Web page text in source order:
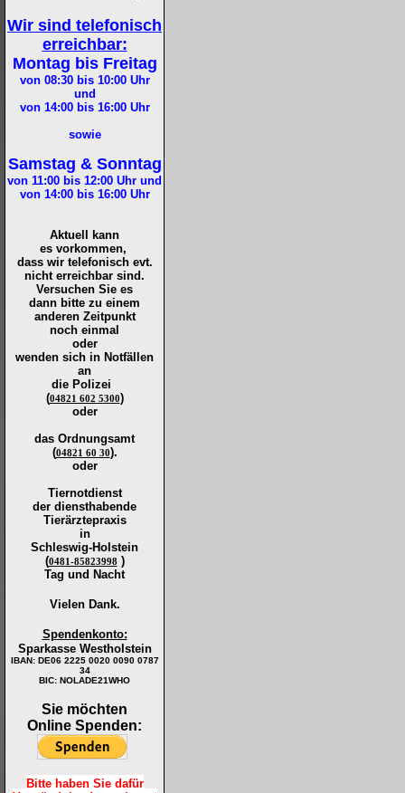
Wir sind telefonisch
erreichbar:
Montag bis Freitag
von 08:30 bis 10:00Uhr
und
von 14:00 bis 16:00Uhr
sowie
Samstag & Sonntag
von 11:00 bis 12:00 Uhr und
von 14:00 bis 16:00Uhr
Aktuell kann
es vorkommen,
dass wir telefonisch evt.
nicht erreichbar sind.
Versuchen Sie es
dann bitte zu einem
anderen Zeitpunkt
noch einmal
oder
wenden sich in Notfällen
an
die Polizei
(04821 602 5300)
oder
das Ordnungsamt
(04821 60 30).
oder
Tiernotdienst
der diensthabende
Tierärztepraxis
in
Schleswig-Holstein
(0481-85823998 )
Tag und Nacht
Vielen Dank.
Spendenkonto:
Sparkasse Westholstein
IBAN: DE06 2225 0020 0090 0787
34
BIC: NOLADE21WHO
Sie möchten
Online Spenden:
Bitte haben Sie dafür